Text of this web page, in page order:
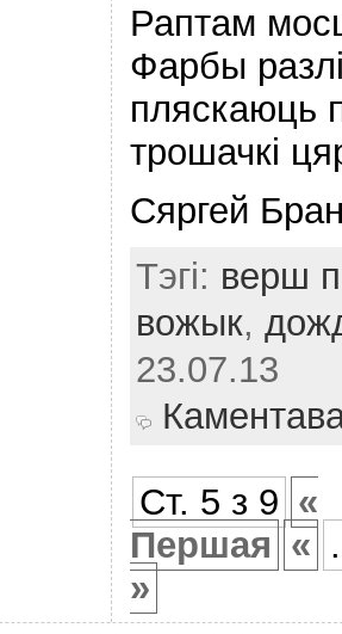
Раптам
Фарбы
пляскаюць
трошачкi
Сяргей
Тэгі: верш
вожык,
23.07.13
Ст. 5 з 9 «
Першая «
»